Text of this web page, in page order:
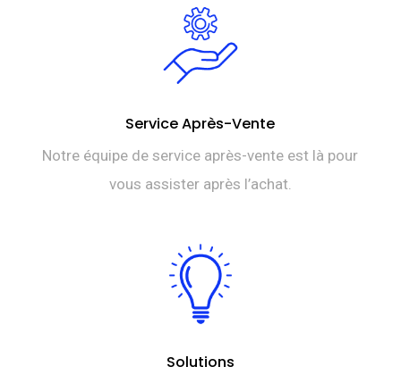
Service Après-Vente
Notre équipe de service après-vente est là pour
vous assister après l’achat.
Solutions